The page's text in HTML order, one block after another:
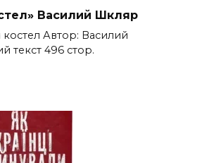
Василий Шкляр
костел Автор: Василий
текст 496 стор.